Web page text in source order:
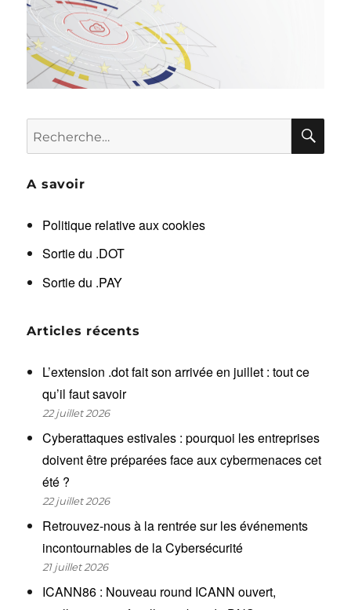
Recherche
pour :
A savoir
Politique relative aux cookies
Sortie du .DOT
Sortie du .PAY
Articles récents
L’extension .dot fait son arrivée en juillet : tout ce
qu’il faut savoir
22 juillet 2026
Cyberattaques estivales : pourquoi les entreprises
doivent être préparées face aux cybermenaces cet
été ?
22 juillet 2026
Retrouvez-nous à la rentrée sur les événements
incontournables de la Cybersécurité
21 juillet 2026
ICANN86 : Nouveau round ICANN ouvert,